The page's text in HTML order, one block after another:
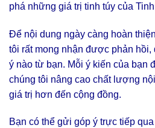
phá những giá trị tinh túy của
Để nội dung ngày càng hoàn
tôi rất mong nhận được phản hồi,
ý nào từ bạn. Mỗi ý kiến của bạn
chúng tôi nâng cao chất lượng
giá trị hơn đến cộng đồng.
Bạn có thể gửi góp ý trực tiếp qua